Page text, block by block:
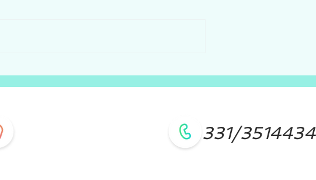
libroterapia
albi illustrati.
OLTRE IL GREGGE. Percorso
di libroterapia con gli albi
331/3514434